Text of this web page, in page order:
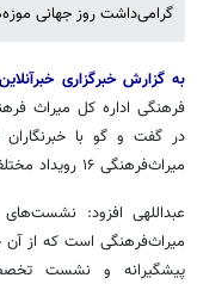
گرامی‌داشت روز جهانی
به گزارش خبرگزاری
فرهنگی اداره کل میراث
در گفت و گو با
میراث‌فرهنگی ۱۶ رویداد مختلف در سطح استان برنامه‌ریزی شده و اجرا می‌شود.
عبداللهی افزود:
میراث‌فرهنگی است که از
پیشگیرانه و نشست